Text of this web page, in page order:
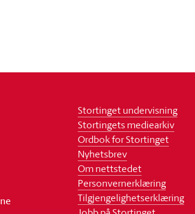
Stortinget undervisning
Stortingets mediearkiv
Ordbok for Stortinget
Nyhetsbrev
Om nettstedet
Personvernerklæring
Tilgjengelighetserklæring